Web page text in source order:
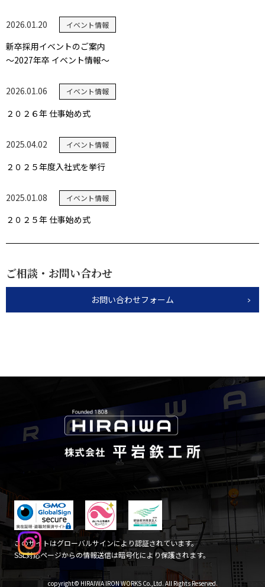
2026.01.20 イベント情報
新卒採用イベントのご案内
～2027年卒 イベント情報～
2026.01.06 イベント情報
２０２６年 仕事始め式
2025.04.02 イベント情報
２０２５年度入社式を挙行
2025.01.08 イベント情報
２０２５年 仕事始め式
ご相談・お問い合わせ
お問い合わせフォーム
このサイトはグローバルサインにより認証されています。
SSL対応ページからの情報送信は暗号化により保護されます。
copyright© HIRAIWA IRON WORKS Co.,Ltd. All Rights Reserved.